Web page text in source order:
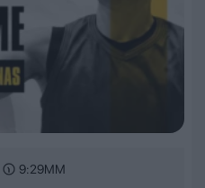
9:29ΜΜ